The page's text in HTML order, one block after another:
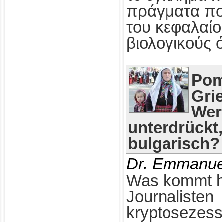
πράγματα
του
βιολογικούς
bulgarisch?
Dr.
Was kommt
Journalisten